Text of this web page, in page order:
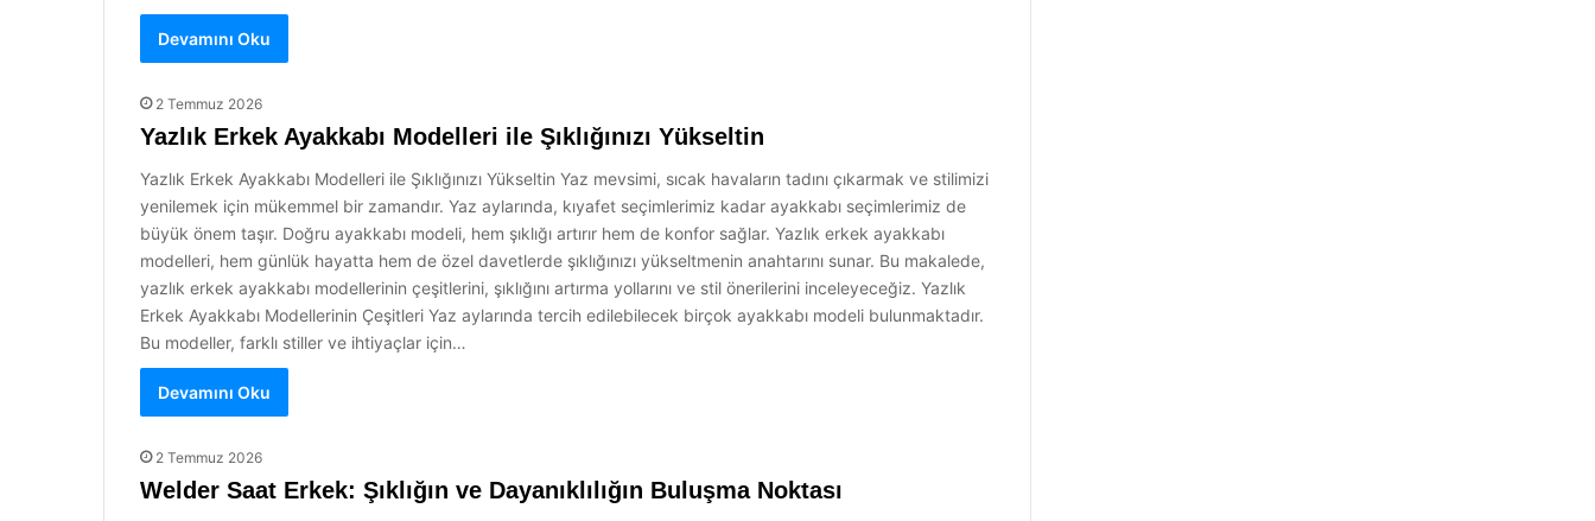
Devamını Oku
2 Temmuz 2026
Yazlık Erkek Ayakkabı Modelleri ile Şıklığınızı Yükseltin
Yazlık Erkek Ayakkabı Modelleri ile Şıklığınızı Yükseltin Yaz mevsimi, sıcak havaların tadını çıkarmak ve stilimizi
yenilemek için mükemmel bir zamandır. Yaz aylarında, kıyafet seçimlerimiz kadar ayakkabı seçimlerimiz de
büyük önem taşır. Doğru ayakkabı modeli, hem şıklığı artırır hem de konfor sağlar. Yazlık erkek ayakkabı
modelleri, hem günlük hayatta hem de özel davetlerde şıklığınızı yükseltmenin anahtarını sunar. Bu makalede,
yazlık erkek ayakkabı modellerinin çeşitlerini, şıklığını artırma yollarını ve stil önerilerini inceleyeceğiz. Yazlık
Erkek Ayakkabı Modellerinin Çeşitleri Yaz aylarında tercih edilebilecek birçok ayakkabı modeli bulunmaktadır.
Bu modeller, farklı stiller ve ihtiyaçlar için…
Devamını Oku
2 Temmuz 2026
Welder Saat Erkek: Şıklığın ve Dayanıklılığın Buluşma Noktası